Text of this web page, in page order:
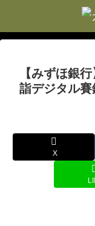
【みずほ銀
詣デジタル
X